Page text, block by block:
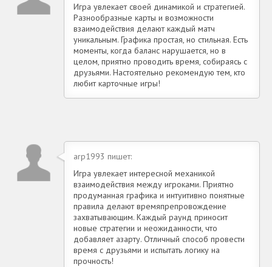
Игра увлекает своей динамикой и стратегией.
Разнообразные карты и возможности
взаимодействия делают каждый матч
уникальным. Графика простая, но стильная. Есть
моменты, когда баланс нарушается, но в
целом, приятно проводить время, собираясь с
друзьями. Настоятельно рекомендую тем, кто
любит карточные игры!
arp1993 пишет:
Игра увлекает интересной механикой
взаимодействия между игроками. Приятно
продуманная графика и интуитивно понятные
правила делают времяпрепровождение
захватывающим. Каждый раунд приносит
новые стратегии и неожиданности, что
добавляет азарту. Отличный способ провести
время с друзьями и испытать логику на
прочность!